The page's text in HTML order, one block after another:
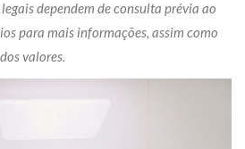
legais dependem de consulta prévia ao
para mais informações, assim como
valores.